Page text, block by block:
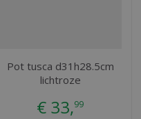
Pot tusca d31h28.5cm
lichtroze
€ 33,99